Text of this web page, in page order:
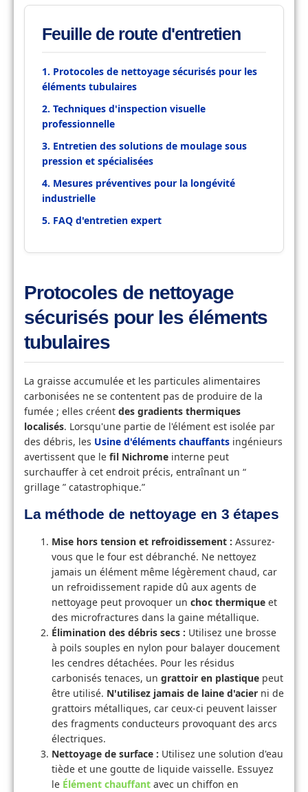
Feuille de route d'entretien
1. Protocoles de nettoyage sécurisés pour les
éléments tubulaires
2. Techniques d'inspection visuelle
professionnelle
3. Entretien des solutions de moulage sous
pression et spécialisées
4. Mesures préventives pour la longévité
industrielle
5. FAQ d'entretien expert
Protocoles de nettoyage
sécurisés pour les éléments
tubulaires
La graisse accumulée et les particules alimentaires
carbonisées ne se contentent pas de produire de la
fumée ; elles créent des gradients thermiques
localisés. Lorsqu'une partie de l'élément est isolée par
des débris, les Usine d'éléments chauffants ingénieurs
avertissent que le fil Nichrome interne peut
surchauffer à cet endroit précis, entraînant un “
grillage ” catastrophique.”
La méthode de nettoyage en 3 étapes
Mise hors tension et refroidissement : Assurez-
vous que le four est débranché. Ne nettoyez
jamais un élément même légèrement chaud, car
un refroidissement rapide dû aux agents de
nettoyage peut provoquer un choc thermique et
des microfractures dans la gaine métallique.
Élimination des débris secs : Utilisez une brosse
à poils souples en nylon pour balayer doucement
les cendres détachées. Pour les résidus
carbonisés tenaces, un grattoir en plastique peut
être utilisé. N'utilisez jamais de laine d'acier ni de
grattoirs métalliques, car ceux-ci peuvent laisser
des fragments conducteurs provoquant des arcs
électriques.
Nettoyage de surface : Utilisez une solution d'eau
tiède et une goutte de liquide vaisselle. Essuyez
le Élément chauffant avec un chiffon en